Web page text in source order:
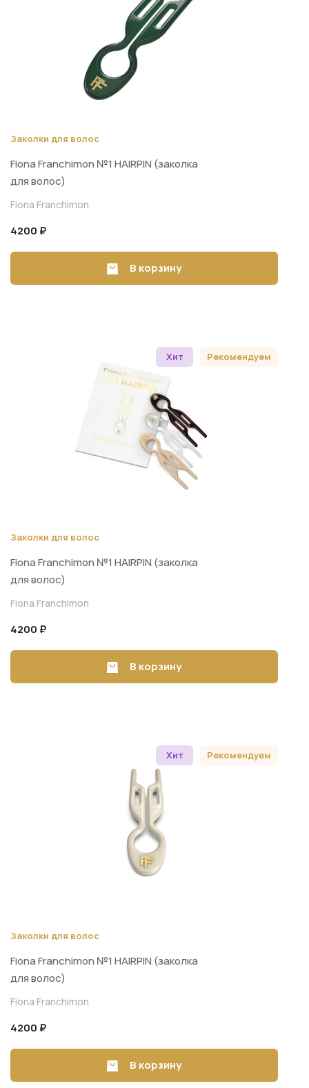
Заколки для волос
Fiona Franchimon №1 HAIRPIN (заколка
для волос)
Fiona Franchimon
4200 ₽
В корзину
Хит Рекомендуем
Заколки для волос
Fiona Franchimon №1 HAIRPIN (заколка
для волос)
Fiona Franchimon
4200 ₽
В корзину
Хит Рекомендуем
Заколки для волос
Fiona Franchimon №1 HAIRPIN (заколка
для волос)
Fiona Franchimon
4200 ₽
В корзину